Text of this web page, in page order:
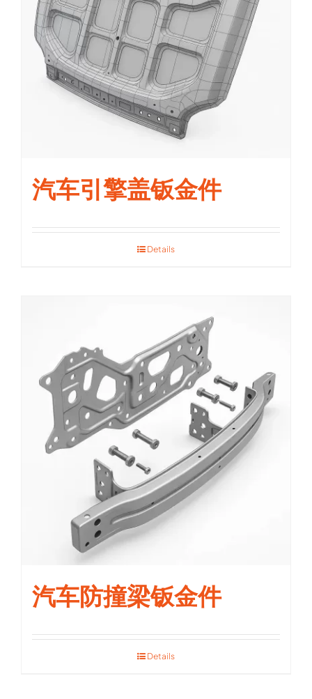
汽车引擎盖钣金件
Details
汽车防撞梁钣金件
Details